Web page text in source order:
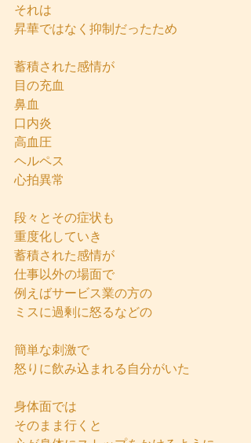
それは
昇華ではなく抑制だったため
蓄積された感情が
目の充血
鼻血
口内炎
高血圧
ヘルペス
心拍異常
段々とその症状も
重度化していき
蓄積された感情が
仕事以外の場面で
例えばサービス業の方の
ミスに過剰に怒るなどの
簡単な刺激で
怒りに飲み込まれる自分がいた
身体面では
そのまま行くと